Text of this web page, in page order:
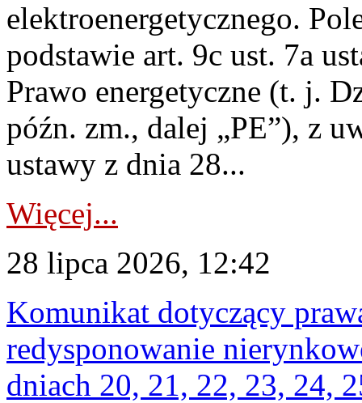
elektroenergetycznego.
podstawie art. 9c ust. 7a
Prawo energetyczne (t. j.
późn. zm., dalej „PE”), z
ustawy z dnia 28...
Więcej...
28 lipca 2026, 12:42
Komunikat dotyczący
redysponowanie
dniach 20, 21, 22, 23, 24,